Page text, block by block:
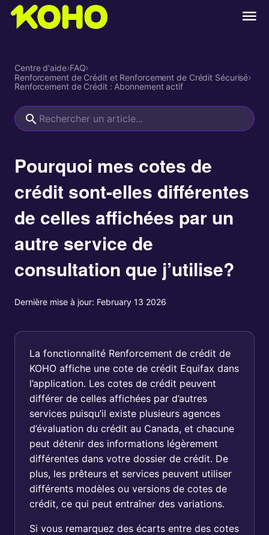
Centre d'aide›FAQ›
Renforcement de Crédit et Renforcement de Crédit Sécurisé›
Renforcement de Crédit : Abonnement actif
Pourquoi mes cotes de
crédit sont-elles différentes
de celles affichées par un
autre service de
consultation que j’utilise?
Dernière mise à jour: February 13 2026
La fonctionnalité Renforcement de crédit de
KOHO affiche une cote de crédit Equifax dans
l’application. Les cotes de crédit peuvent
différer de celles affichées par d’autres
services puisqu’il existe plusieurs agences
d’évaluation du crédit au Canada, et chacune
peut détenir des informations légèrement
différentes dans votre dossier de crédit. De
plus, les prêteurs et services peuvent utiliser
différents modèles ou versions de cotes de
crédit, ce qui peut entraîner des variations.
Si vous remarquez des écarts entre des cotes